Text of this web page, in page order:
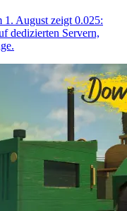
August zeigt 0.025:
dedizierten Servern,